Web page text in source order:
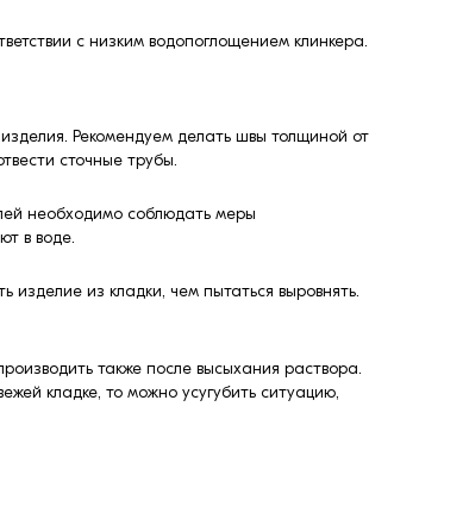
с низким водопоглощением клинкера.
Рекомендуем делать швы толщиной от
сточные трубы.
необходимо соблюдать меры
в воде.
изделие из кладки, чем пытаться выровнять.
также после высыхания раствора.
кладке, то можно усугубить ситуацию,